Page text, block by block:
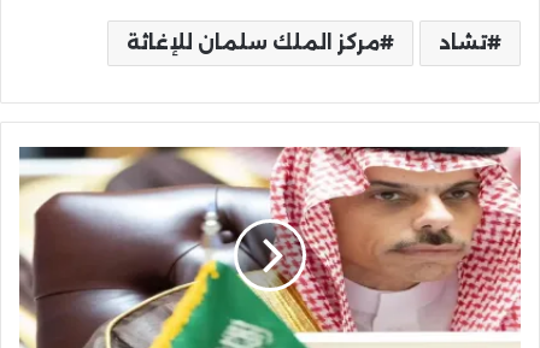
تشاد مركز الملك سلمان للإغاثة
وزير
الخارجية
السعودي
يشارك
في
الاجتماع
الوزاري
المشترك